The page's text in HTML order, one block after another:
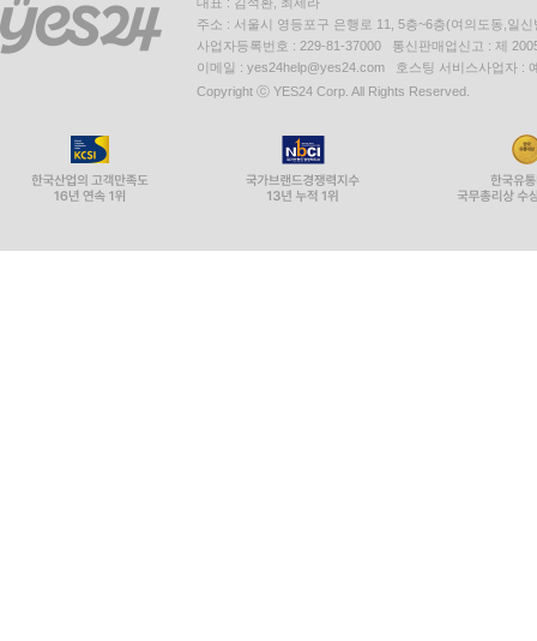
주소 : 서울시 영등포구 은행로 11, 5층~6층(여의도동,일신
사업자등록번호 : 229-81-37000 통신판매업신고 : 제
이메일 : yes24help@yes24.com 호스팅 서비스사업자 :
Copyright ⓒ YES24 Corp. All Rights Reserved.